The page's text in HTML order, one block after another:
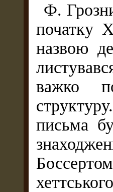
Ф.
початку
назвою
важко
письма